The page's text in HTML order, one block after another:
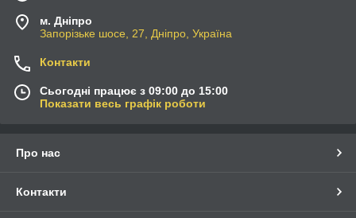
м. Дніпро
Запорізьке шосе, 27, Дніпро, Україна
Контакти
Сьогодні працює з 09:00 до 15:00
Показати весь графік роботи
Про нас
Контакти